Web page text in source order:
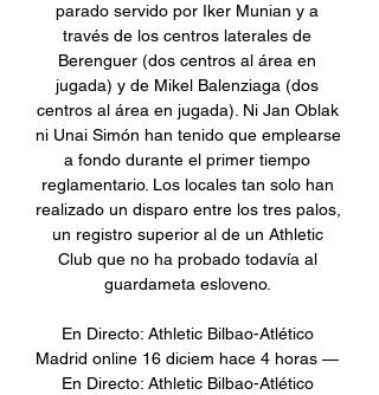
parado servido por Iker Munian y a
través de los centros laterales de
Berenguer (dos centros al área en
jugada) y de Mikel Balenziaga (dos
centros al área en jugada). Ni Jan Oblak
ni Unai Simón han tenido que emplearse
a fondo durante el primer tiempo
reglamentario. Los locales tan solo han
realizado un disparo entre los tres palos,
un registro superior al de un Athletic
Club que no ha probado todavía al
guardameta esloveno.
En Directo: Athletic Bilbao-Atlético
Madrid online 16 diciem hace 4 horas —
En Directo: Athletic Bilbao-Atlético